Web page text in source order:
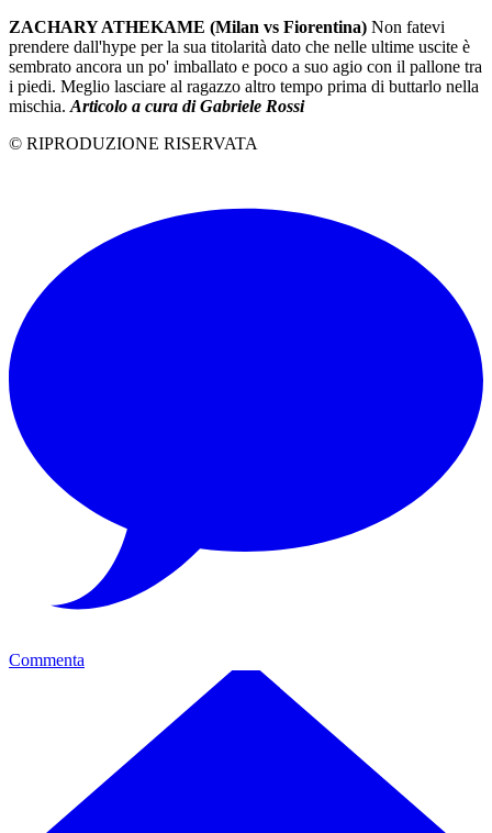
ZACHARY ATHEKAME (Milan vs Fiorentina) Non fatevi
prendere dall'hype per la sua titolarità dato che nelle ultime uscite è
sembrato ancora un po' imballato e poco a suo agio con il pallone tra
i piedi. Meglio lasciare al ragazzo altro tempo prima di buttarlo nella
mischia. Articolo a cura di Gabriele Rossi
© RIPRODUZIONE RISERVATA
Commenta